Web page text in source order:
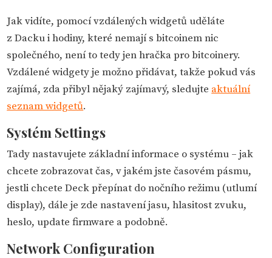
Jak vidíte, pomocí vzdálených widgetů uděláte
z Dacku i hodiny, které nemají s bitcoinem nic
společného, není to tedy jen hračka pro bitcoinery.
Vzdálené widgety je možno přidávat, takže pokud vás
zajímá, zda přibyl nějaký zajímavý, sledujte aktuální
seznam widgetů.
Systém Settings
Tady nastavujete základní informace o systému – jak
chcete zobrazovat čas, v jakém jste časovém pásmu,
jestli chcete Deck přepínat do nočního režimu (utlumí
display), dále je zde nastavení jasu, hlasitost zvuku,
heslo, update firmware a podobně.
Network Configuration